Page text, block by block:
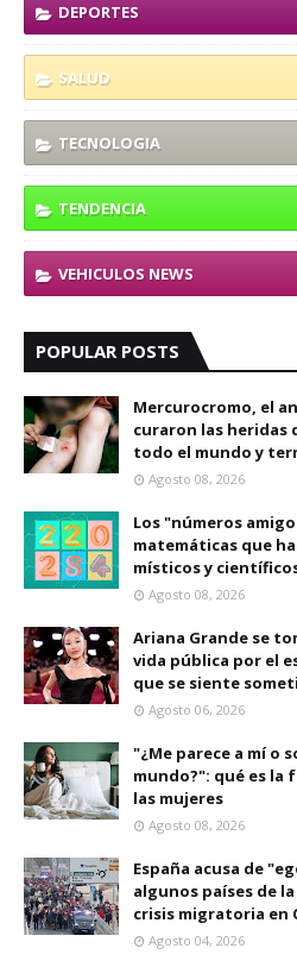
DEPORTES
SALUD
TECNOLOGIA
TENDENCIA
VEHICULOS NEWS
POPULAR POSTS
Mercurocromo, el
curaron las heridas
todo el mundo y
Agosto 08, 2026
Los "números
matemáticas que
místicos y
Agosto 08, 2026
Ariana Grande se
vida pública por el
que se siente
Agosto 06, 2026
"¿Me parece a mí o
mundo?": qué es la
las mujeres
Agosto 08, 2026
España acusa de
algunos países de
crisis migratoria en
Agosto 04, 2026